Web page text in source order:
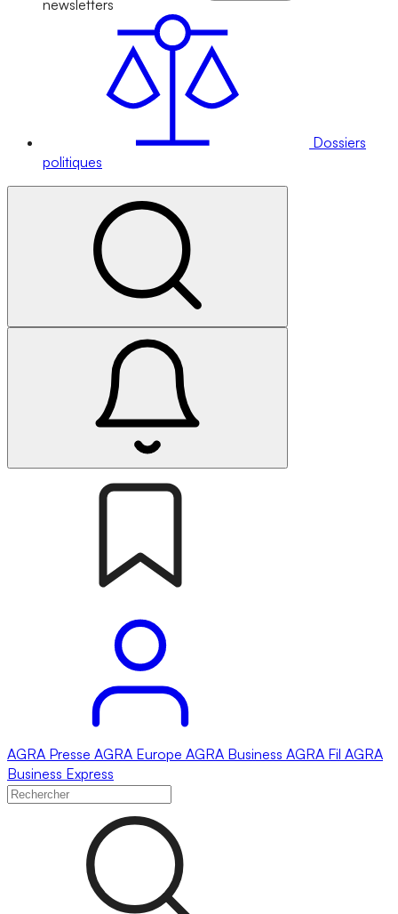
newsletters
Dossiers
politiques
AGRA Presse AGRA Europe AGRA Business AGRA Fil AGRA
Business Express